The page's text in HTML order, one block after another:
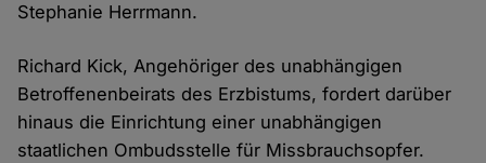
Stephanie Herrmann.
Richard Kick, Angehöriger des unabhängigen
Betroffenenbeirats des Erzbistums, fordert darüber
hinaus die Einrichtung einer unabhängigen
staatlichen Ombudsstelle für Missbrauchsopfer.